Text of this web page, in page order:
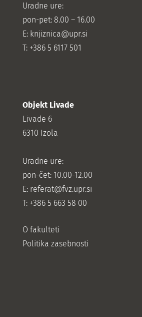
Uradne ure:
pon-pet: 8.00 – 16.00
E: knjiznica@upr.si
T: +386 5 6117 501
Objekt Livade
Livade 6
6310 Izola
Uradne ure:
pon-čet: 10.00-12.00
E: referat@fvz.upr.si
T: +386 5 663 58 00
O fakulteti
Politika zasebnosti